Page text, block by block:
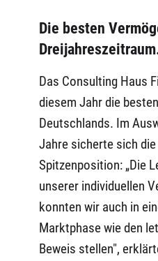
Die besten
Das Consulting Haus
diesem Jahr die
Deutschlands. Im
Jahre sicherte sich die
Spitzenposition: „Die
unserer individuellen
konnten wir auch in
Marktphase wie den
Beweis stellen",